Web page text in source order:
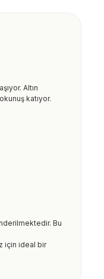
Altın
katıyor.
Bu
için ideal bir